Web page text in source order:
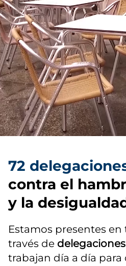
72
contra el
y la
Estamos presentes en
través de
trabajan día a día para